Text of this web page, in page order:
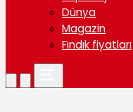
Dünya
Magazin
Fındık fiyatları